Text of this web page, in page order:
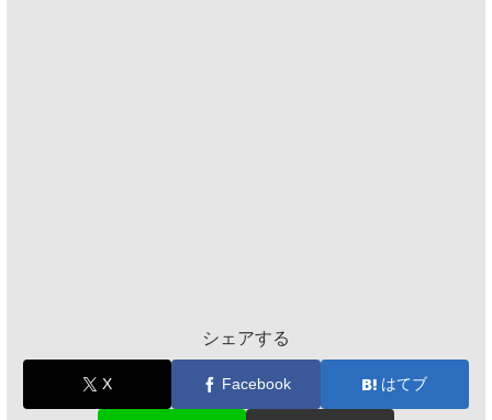
シェアする
X Facebook はてブ